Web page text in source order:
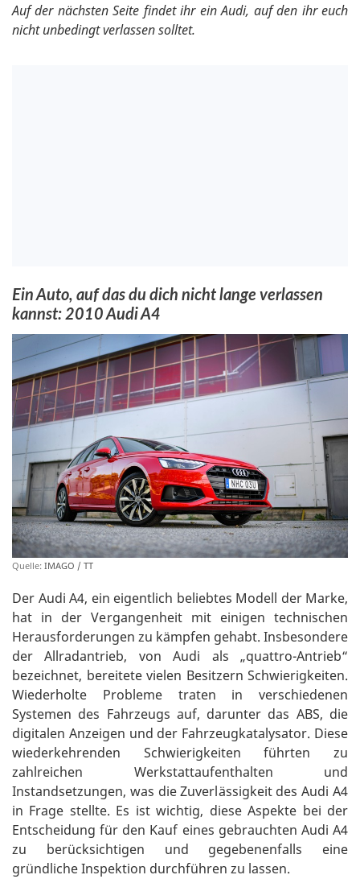
Auf der nächsten Seite findet ihr ein Audi, auf den ihr euch
nicht unbedingt verlassen solltet.
Ein Auto, auf das du dich nicht lange verlassen
kannst: 2010 Audi A4
Quelle: IMAGO / TT
Der Audi A4, ein eigentlich beliebtes Modell der Marke,
hat in der Vergangenheit mit einigen technischen
Herausforderungen zu kämpfen gehabt. Insbesondere
der Allradantrieb, von Audi als „quattro-Antrieb“
bezeichnet, bereitete vielen Besitzern Schwierigkeiten.
Wiederholte Probleme traten in verschiedenen
Systemen des Fahrzeugs auf, darunter das ABS, die
digitalen Anzeigen und der Fahrzeugkatalysator. Diese
wiederkehrenden Schwierigkeiten führten zu
zahlreichen Werkstattaufenthalten und
Instandsetzungen, was die Zuverlässigkeit des Audi A4
in Frage stellte. Es ist wichtig, diese Aspekte bei der
Entscheidung für den Kauf eines gebrauchten Audi A4
zu berücksichtigen und gegebenenfalls eine
gründliche Inspektion durchführen zu lassen.